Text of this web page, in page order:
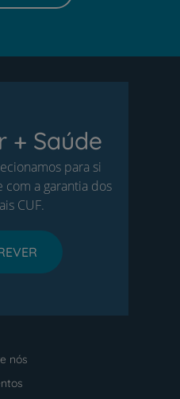
+ Saúde
para si
a garantia dos
CUF.
nós